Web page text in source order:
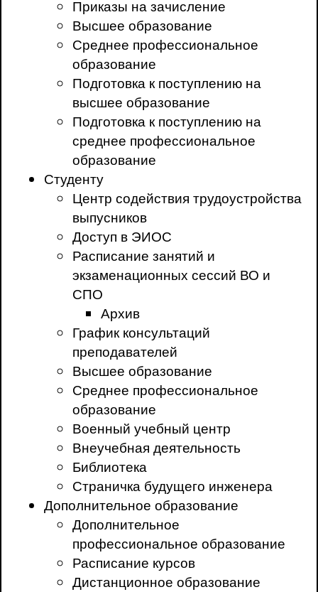
Приказы на зачисление
Высшее образование
Среднее профессиональное
образование
Подготовка к поступлению на
высшее образование
Подготовка к поступлению на
среднее профессиональное
образование
Студенту
Центр содействия трудоустройства
выпусников
Доступ в ЭИОС
Расписание занятий и
экзаменационных сессий ВО и
СПО
Архив
График консультаций
преподавателей
Высшее образование
Среднее профессиональное
образование
Военный учебный центр
Внеучебная деятельность
Библиотека
Страничка будущего инженера
Дополнительное образование
Дополнительное
профессиональное образование
Расписание курсов
Дистанционное образование